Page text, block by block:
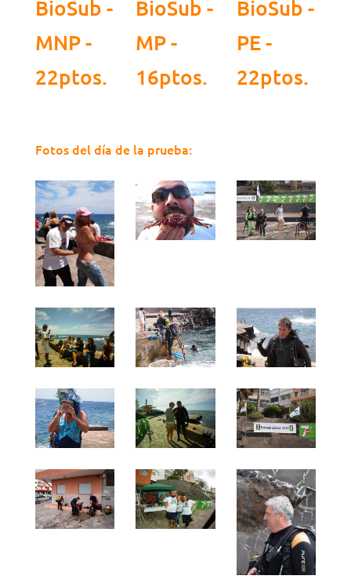
BioSub -
MNP -
22ptos.
BioSub -
MP -
16ptos.
BioSub -
PE -
22ptos.
Fotos del día de la prueba: